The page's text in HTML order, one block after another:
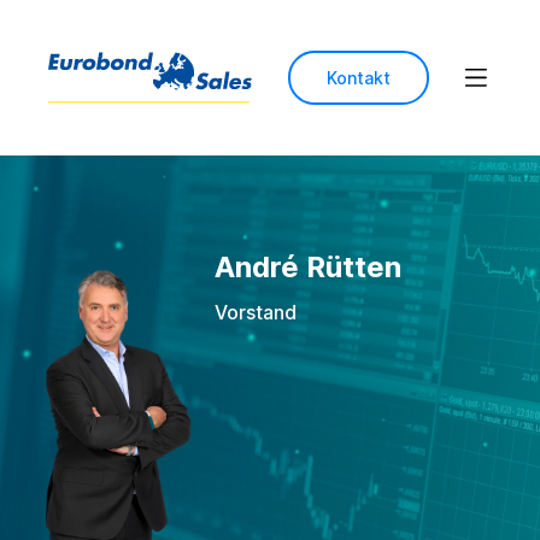
Kontakt
André Rütten
Vorstand